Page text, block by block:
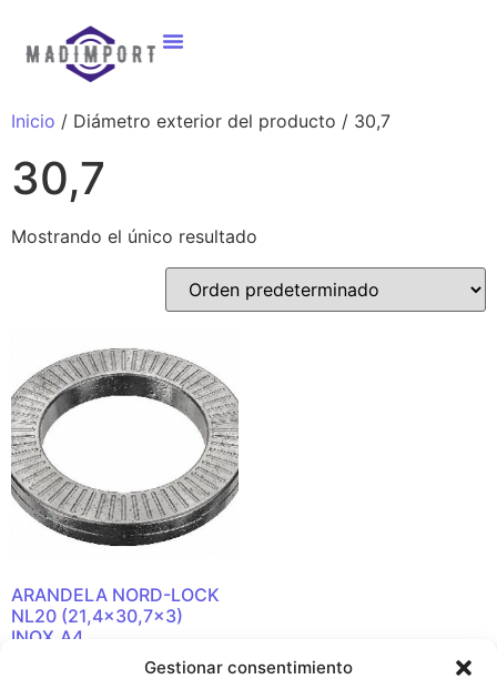
Gestionar consentimiento
Inicio / Diámetro exterior del producto / 30,7
30,7
Mostrando el único resultado
ARANDELA NORD-LOCK
NL20 (21,4×30,7×3)
INOX.A4